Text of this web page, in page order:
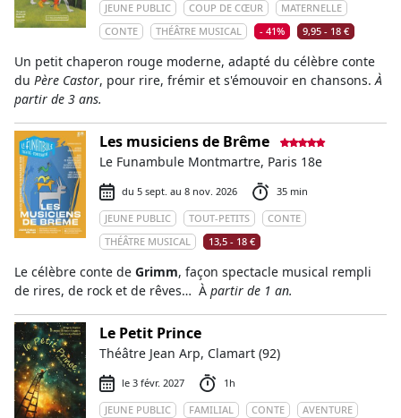
JEUNE PUBLIC
COUP DE CŒUR
MATERNELLE
CONTE
THÉÂTRE MUSICAL - 41% 9,95 - 18 €
Un petit chaperon rouge moderne, adapté du célèbre conte
du Père Castor, pour rire, frémir et s'émouvoir en chansons.À
partir de 3 ans.
Les musiciens de Brême
Le Funambule Montmartre, Paris 18e
du 5 sept. au 8 nov. 2026
35 min
JEUNE PUBLIC
TOUT-PETITS
CONTE
THÉÂTRE MUSICAL
13,5 - 18 €
Le célèbre conte de Grimm, façon spectacle musical rempli
de rires, de rock et de rêves… À partir de 1 an.
Le Petit Prince
Théâtre Jean Arp, Clamart (92)
le 3 févr. 2027
1h
JEUNE PUBLIC
FAMILIAL CONTE
AVENTURE